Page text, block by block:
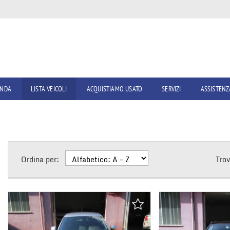
LISTA VEICOLI ACQUISTIAMO USATO SERVIZI
Ordina per: